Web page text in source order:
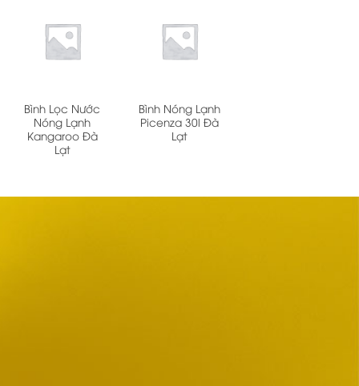
Bình Lọc Nước
Nóng Lạnh
Kangaroo Đà
Lạt
Bình Nóng Lạnh
Picenza 30l Đà
Lạt